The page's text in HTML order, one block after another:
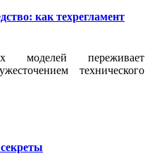
как техрегламент
моделей переживает
технического